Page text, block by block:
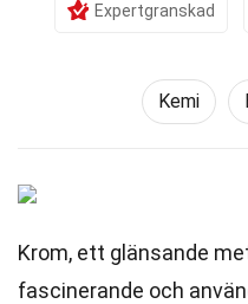
Expertgranskad
Kemi
Krom, ett glänsande
fascinerande och